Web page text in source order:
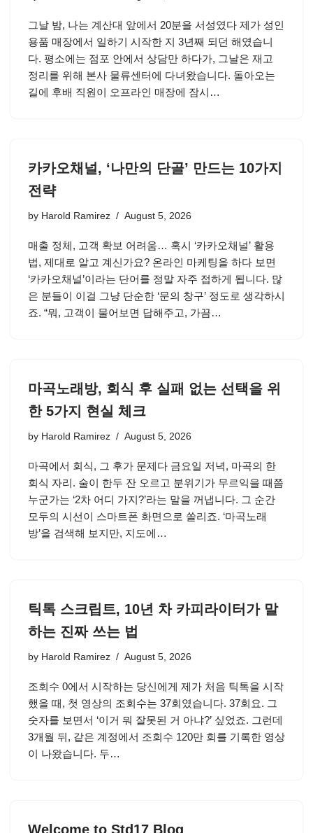
그날 밤, 나는 계산대 앞에서 20분을 서성였다 제가 성인
용품 매장에서 일하기 시작한 지 3년째 되던 해였습니
다. 평소에는 점포 안에서 상담만 하다가, 그날은 재고
정리를 위해 본사 물류센터에 다녀왔습니다. 돌아오는
길에 후배 직원이 오프라인 매장에 잠시…
카카오채널, ‘나만의 단골’ 만드는 10가지
전략
by Harold Ramirez August 5, 2026
매출 정체, 고객 확보 어려움… 혹시 ‘카카오채널’ 활용
법, 제대로 알고 계신가요? 온라인 마케팅을 하다 보면
‘카카오채널’이라는 단어를 정말 자주 접하게 됩니다. 많
은 분들이 이걸 그냥 단순한 ‘문의 창구’ 정도로 생각하시
죠. “뭐, 고객이 물어보면 답해주고, 가끔…
마곡노래방, 회식 후 실패 없는 선택을 위
한 5가지 현실 체크
by Harold Ramirez August 5, 2026
마곡에서 회식, 그 후가 문제다 금요일 저녁, 마곡의 한
회식 자리. 술이 한두 잔 오르고 분위기가 무르익을 때쯤
누군가는 ‘2차 어디 가지?’라는 말을 꺼냅니다. 그 순간
모두의 시선이 스마트폰 화면으로 쏠리죠. ‘마곡노래
방’을 검색해 보지만, 지도에…
틱톡 스크립트, 10년 차 카피라이터가 말
하는 진짜 쓰는 법
by Harold Ramirez August 5, 2026
조회수 0에서 시작하는 당신에게 제가 처음 틱톡을 시작
했을 때, 첫 영상의 조회수는 37회였습니다. 37회요. 그
숫자를 보면서 ‘이거 뭐 잘못된 거 아냐?’ 싶었죠. 그런데
3개월 뒤, 같은 계정에서 조회수 120만 회를 기록한 영상
이 나왔습니다. 두…
Welcome to Std17 Blog